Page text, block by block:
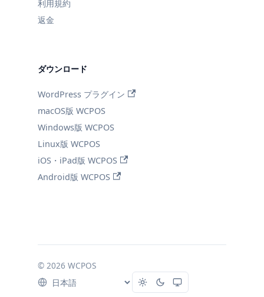
利用規約
返金
ダウンロード
WordPress プラグイン
macOS版 WCPOS
Windows版 WCPOS
Linux版 WCPOS
iOS・iPad版 WCPOS
Android版 WCPOS
© 2026 WCPOS